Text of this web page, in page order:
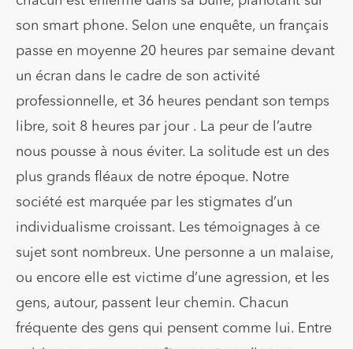
son smart phone. Selon une enquête, un français
passe en moyenne 20 heures par semaine devant
un écran dans le cadre de son activité
professionnelle, et 36 heures pendant son temps
libre, soit 8 heures par jour . La peur de l’autre
nous pousse à nous éviter. La solitude est un des
plus grands fléaux de notre époque. Notre
société est marquée par les stigmates d’un
individualisme croissant. Les témoignages à ce
sujet sont nombreux. Une personne a un malaise,
ou encore elle est victime d’une agression, et les
gens, autour, passent leur chemin. Chacun
fréquente des gens qui pensent comme lui. Entre